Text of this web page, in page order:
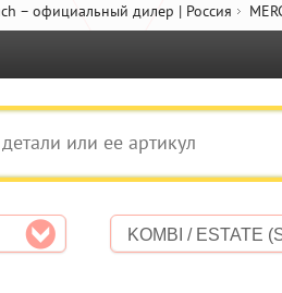
– официальный дилер | Россия
KOMBI / ESTATE